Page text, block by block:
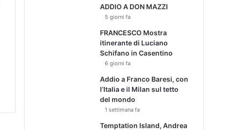
ADDIO A DON MAZZI
5 giorni fa
FRANCESCO Mostra
itinerante di Luciano
Schifano in Casentino
6 giorni fa
Addio a Franco Baresi, con
l’Italia e il Milan sul tetto
del mondo
1 settimana fa
Temptation Island, Andrea